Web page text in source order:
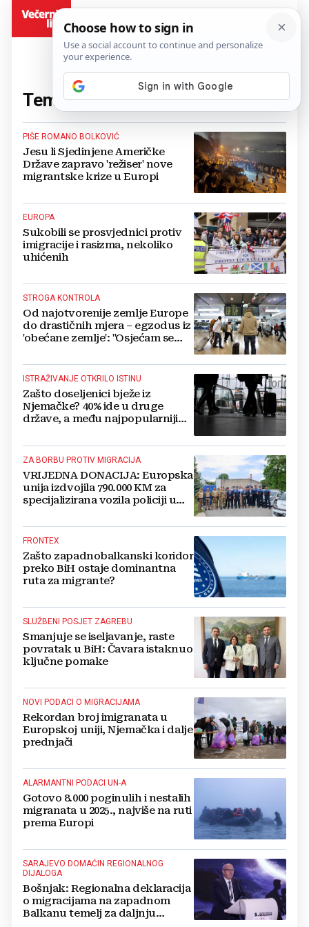
Tema:migracije(61 članaka)
PIŠE ROMANO BOLKOVIĆ
Jesu li Sjedinjene Američke
Države zapravo 'režiser' nove
migrantske krize u Europi
EUROPA
Sukobili se prosvjednici protiv
imigracije i rasizma, nekoliko
uhićenih
STROGA KONTROLA
Od najotvorenije zemlje Europe
do drastičnih mjera – egzodus iz
'obećane zemlje': "Osjećam se
ISTRAŽIVANJE OTKRILO ISTINU
Zašto doseljenici bježe iz
Njemačke? 40% ide u druge
države, a među najpopularnijim
zemlja
ZA BORBU PROTIV MIGRACIJA
VRIJEDNA DONACIJA: Europska
unija izdvojila 790.000 KM za
specijalizirana vozila policiji u
FRONTEX
Zašto zapadnobalkanski koridor
preko BiH ostaje dominantna
ruta za migrante?
SLUŽBENI POSJET ZAGREBU
Smanjuje se iseljavanje, raste
povratak u BiH: Čavara istaknuo
ključne pomake
NOVI PODACI O MIGRACIJAMA
Rekordan broj imigranata u
Europskoj uniji, Njemačka i dalje
prednjači
ALARMANTNI PODACI UN-A
Gotovo 8.000 poginulih i nestalih
migranata u 2025., najviše na ruti
prema Europi
SARAJEVO DOMAĆIN REGIONALNOG
DIJALOGA
Bošnjak: Regionalna deklaracija
o migracijama na zapadnom
Balkanu temelj za daljnju